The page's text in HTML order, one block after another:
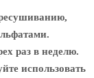
раз в неделю.
использовать